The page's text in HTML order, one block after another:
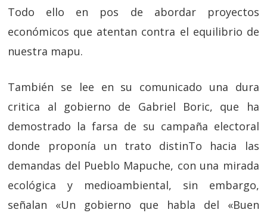
Todo ello en pos de abordar proyectos
económicos que atentan contra el equilibrio de
nuestra mapu.
También se lee en su comunicado una dura
critica al gobierno de Gabriel Boric, que ha
demostrado la farsa de su campaña electoral
donde proponía un trato distinTo hacia las
demandas del Pueblo Mapuche, con una mirada
ecológica y medioambiental, sin embargo,
señalan «Un gobierno que habla del «Buen